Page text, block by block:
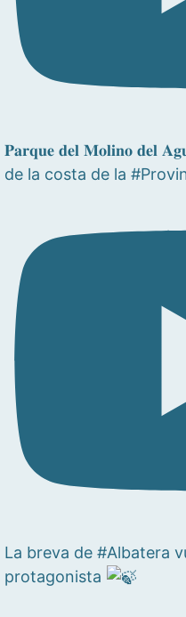
𝐏𝐚𝐫𝐪𝐮𝐞 𝐝𝐞𝐥 𝐌𝐨𝐥𝐢𝐧𝐨 𝐝𝐞𝐥
de la costa de la
La breva de #Albatera
protagonista